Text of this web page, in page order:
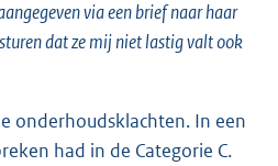
via een brief naar haar
dat ze mij niet lastig valt ook
onderhoudsklachten. In een
had in de Categorie C.